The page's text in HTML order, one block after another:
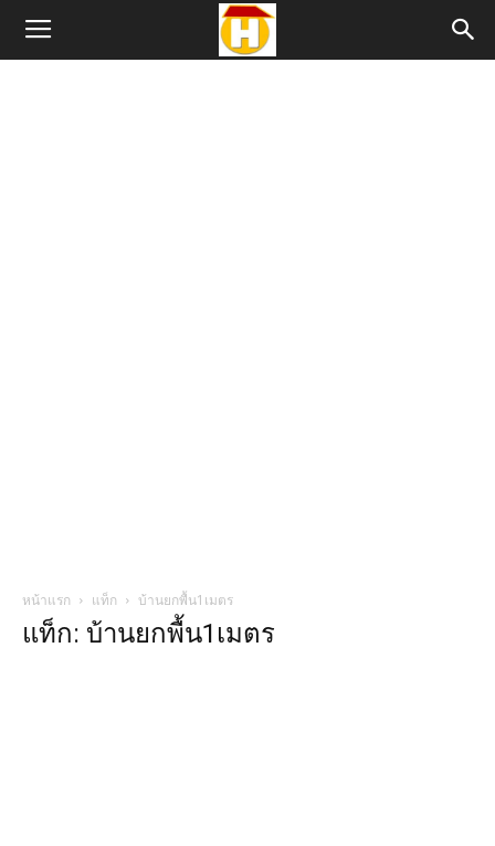
หน้าแรก แท็ก บ้านยกพื้น1เมตร
แท็ก: บ้านยกพื้น1เมตร